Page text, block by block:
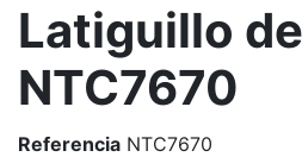
Latiguillo
NTC7670
Referencia NTC7670